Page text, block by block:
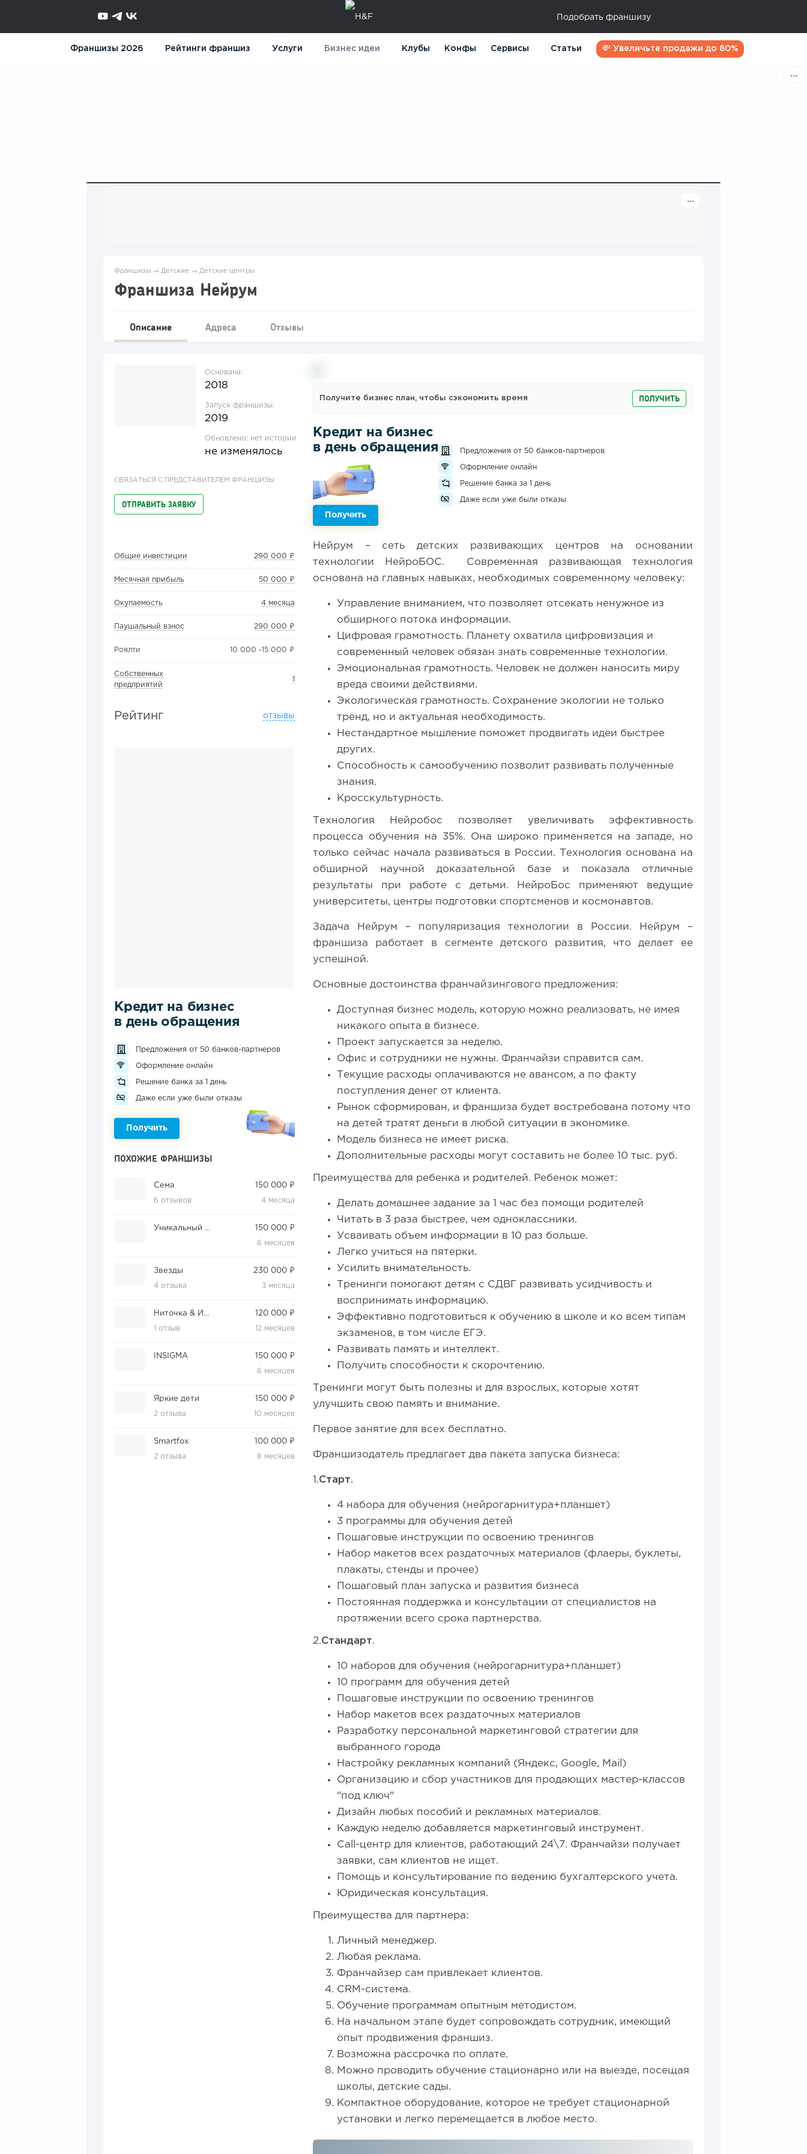
Подобрать франшизу
Франшизы 2026 Рейтинги франшиз Услуги Бизнес идеи Клубы Конфы Сервисы Статьи 💸 Увеличьте продажи до 80%
Франшизы → Детские → Детские центры
Франшиза Нейрум
Описание Адреса Отзывы
Основана:
2018
Запуск франшизы:
2019
Обновлено: нет истории
не изменялось
СВЯЗАТЬСЯ С ПРЕДСТАВИТЕЛЕМ ФРАНШИЗЫ
ОТПРАВИТЬ ЗАЯВКУ
Общие инвестиции 290 000 ₽
Месячная прибыль 50 000 ₽
Окупаемость 4 месяца
Паушальный взнос 290 000 ₽
Роялти 10 000 -15 000 ₽
Собственных
предприятий
1
Рейтинг отзывы
Кредит на бизнес
в день обращения
Предложения от 50 банков-партнеров
Оформление онлайн
Решение банка за 1 день
Даже если уже были отказы
Получить
ПОХОЖИЕ ФРАНШИЗЫ
Сема
6 отзывов
150 000 ₽
4 месяца
Уникальный ребенок 150 000 ₽
6 месяцев
Звезды
4 отзыва
230 000 ₽
3 месяца
Ниточка & Иголочка
1 отзыв
120 000 ₽
12 месяцев
INSIGMA 150 000 ₽
6 месяцев
Яркие дети
2 отзыва
150 000 ₽
10 месяцев
Smartfox
2 отзыва
100 000 ₽
8 месяцев
Получите бизнес план, чтобы сэкономить время ПОЛУЧИТЬ
Кредит на бизнес
в день обращения
Получить
Предложения от 50 банков-партнеров
Оформление онлайн
Решение банка за 1 день
Даже если уже были отказы
Нейрум – сеть детских развивающих центров на основании
технологии НейроБОС. Современная развивающая технология
основана на главных навыках, необходимых современному человеку:
Управление вниманием, что позволяет отсекать ненужное из
обширного потока информации.
Цифровая грамотность. Планету охватила цифровизация и
современный человек обязан знать современные технологии.
Эмоциональная грамотность. Человек не должен наносить миру
вреда своими действиями.
Экологическая грамотность. Сохранение экологии не только
тренд, но и актуальная необходимость.
Нестандартное мышление поможет продвигать идеи быстрее
других.
Способность к самообучению позволит развивать полученные
знания.
Кросскультурность.
Технология Нейробос позволяет увеличивать эффективность
процесса обучения на 35%. Она широко применяется на западе, но
только сейчас начала развиваться в России. Технология основана на
обширной научной доказательной базе и показала отличные
результаты при работе с детьми. НейроБос применяют ведущие
университеты, центры подготовки спортсменов и космонавтов.
Задача Нейрум – популяризация технологии в России. Нейрум –
франшиза работает в сегменте детского развития, что делает ее
успешной.
Основные достоинства франчайзингового предложения:
Доступная бизнес модель, которую можно реализовать, не имея
никакого опыта в бизнесе.
Проект запускается за неделю.
Офис и сотрудники не нужны. Франчайзи справится сам.
Текущие расходы оплачиваются не авансом, а по факту
поступления денег от клиента.
Рынок сформирован, и франшиза будет востребована потому что
на детей тратят деньги в любой ситуации в экономике.
Модель бизнеса не имеет риска.
Дополнительные расходы могут составить не более 10 тыс. руб.
Преимущества для ребенка и родителей. Ребенок может:
Делать домашнее задание за 1 час без помощи родителей
Читать в 3 раза быстрее, чем одноклассники.
Усваивать объем информации в 10 раз больше.
Легко учиться на пятерки.
Усилить внимательность.
Тренинги помогают детям с СДВГ развивать усидчивость и
воспринимать информацию.
Эффективно подготовиться к обучению в школе и ко всем типам
экзаменов, в том числе ЕГЭ.
Развивать память и интеллект.
Получить способности к скорочтению.
Тренинги могут быть полезны и для взрослых, которые хотят
улучшить свою память и внимание.
Первое занятие для всех бесплатно.
Франшизодатель предлагает два пакета запуска бизнеса:
1.Старт.
4 набора для обучения (нейрогарнитура+планшет)
3 программы для обучения детей
Пошаговые инструкции по освоению тренингов
Набор макетов всех раздаточных материалов (флаеры, буклеты,
плакаты, стенды и прочее)
Пошаговый план запуска и развития бизнеса
Постоянная поддержка и консультации от специалистов на
протяжении всего срока партнерства.
2.Стандарт.
10 наборов для обучения (нейрогарнитура+планшет)
10 программ для обучения детей
Пошаговые инструкции по освоению тренингов
Набор макетов всех раздаточных материалов
Разработку персональной маркетинговой стратегии для
выбранного города
Настройку рекламных компаний (Яндекс, Google, Mail)
Организацию и сбор участников для продающих мастер-классов
"под ключ"
Дизайн любых пособий и рекламных материалов.
Каждую неделю добавляется маркетинговый инструмент.
Call-центр для клиентов, работающий 24\7. Франчайзи получает
заявки, сам клиентов не ищет.
Помощь и консультирование по ведению бухгалтерского учета.
Юридическая консультация.
Преимущества для партнера:
Личный менеджер.
Любая реклама.
Франчайзер сам привлекает клиентов.
CRM-система.
Обучение программам опытным методистом.
На начальном этапе будет сопровождать сотрудник, имеющий
опыт продвижения франшиз.
Возможна рассрочка по оплате.
Можно проводить обучение стационарно или на выезде, посещая
школы, детские сады.
Компактное оборудование, которое не требует стационарной
установки и легко перемещается в любое место.